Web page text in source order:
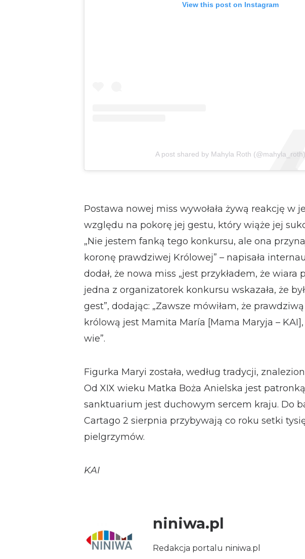
View this post on Instagram
A post shared by Mahyla Roth (@mahyla_roth)
Postawa nowej miss wywołała żywą reakcję w
względu na pokorę jej gestu, który wiąże jej
„Nie jestem fanką tego konkursu, ale ona
koronę prawdziwej Królowej” – napisała
dodał, że nowa miss „jest przykładem, że wiara
jedna z organizatorek konkursu wskazała, że
gest”, dodając: „Zawsze mówiłam, że
królową jest Mamita María [Mama Maryja –
wie”.
Figurka Maryi została, według tradycji,
Od XIX wieku Matka Boża Anielska jest
sanktuarium jest duchowym sercem kraju. Do
Cartago 2 sierpnia przybywają co roku setki
pielgrzymów.
KAI
niniwa.pl
Redakcja portalu niniwa.pl